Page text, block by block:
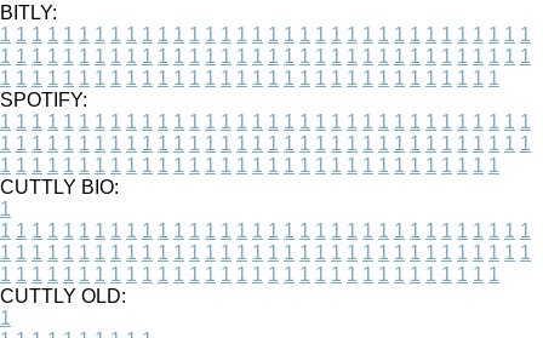
BITLY:
1 1 1 1 1 1 1 1 1 1 1 1 1 1 1 1 1 1 1 1 1 1 1 1 1 1 1 1 1 1 1 1 1 1
1 1 1 1 1 1 1 1 1 1 1 1 1 1 1 1 1 1 1 1 1 1 1 1 1 1 1 1 1 1 1 1 1 1
1 1 1 1 1 1 1 1 1 1 1 1 1 1 1 1 1 1 1 1 1 1 1 1 1 1 1 1 1 1 1 1
SPOTIFY:
1 1 1 1 1 1 1 1 1 1 1 1 1 1 1 1 1 1 1 1 1 1 1 1 1 1 1 1 1 1 1 1 1 1
1 1 1 1 1 1 1 1 1 1 1 1 1 1 1 1 1 1 1 1 1 1 1 1 1 1 1 1 1 1 1 1 1 1
1 1 1 1 1 1 1 1 1 1 1 1 1 1 1 1 1 1 1 1 1 1 1 1 1 1 1 1 1 1 1 1
CUTTLY BIO:
1
1 1 1 1 1 1 1 1 1 1 1 1 1 1 1 1 1 1 1 1 1 1 1 1 1 1 1 1 1 1 1 1 1 1
1 1 1 1 1 1 1 1 1 1 1 1 1 1 1 1 1 1 1 1 1 1 1 1 1 1 1 1 1 1 1 1 1 1
1 1 1 1 1 1 1 1 1 1 1 1 1 1 1 1 1 1 1 1 1 1 1 1 1 1 1 1 1 1 1 1
CUTTLY OLD:
1